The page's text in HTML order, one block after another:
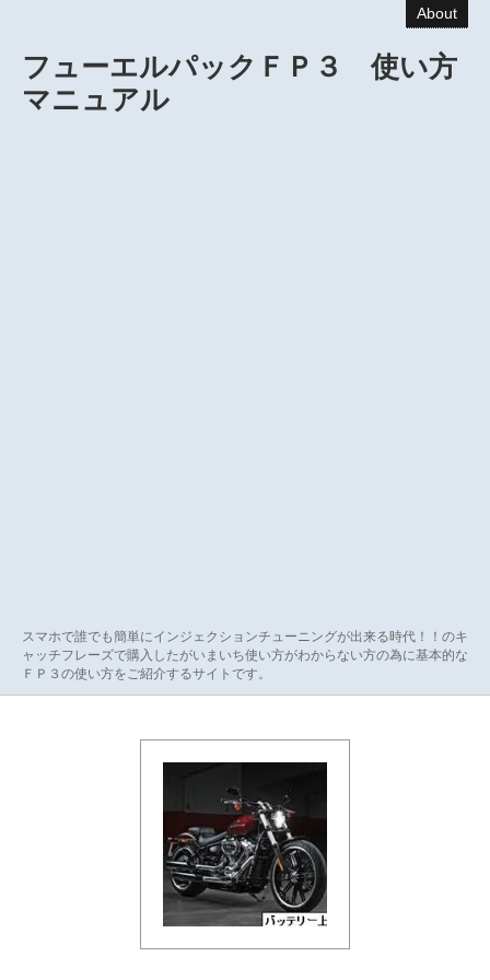
About
フューエルパックＦＰ３ 使い方
マニュアル
スマホで誰でも簡単にインジェクションチューニングが出来る時代！！のキ
ャッチフレーズで購入したがいまいち使い方がわからない方の為に基本的な
ＦＰ３の使い方をご紹介するサイトです。